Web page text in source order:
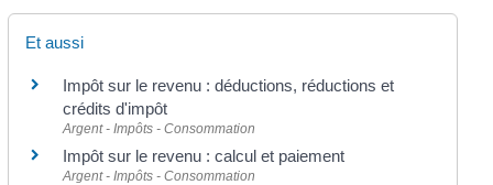
Et aussi
Impôt sur le revenu : déductions, réductions et
crédits d'impôt
Argent - Impôts - Consommation
Impôt sur le revenu : calcul et paiement
Argent - Impôts - Consommation